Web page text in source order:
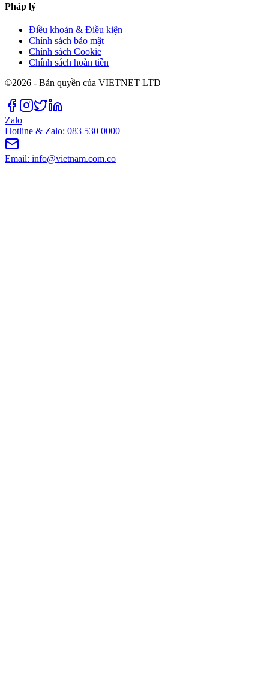
Pháp lý
Điều khoản & Điều kiện
Chính sách bảo mật
Chính sách Cookie
Chính sách hoàn tiền
©2026 - Bản quyền của VIETNET LTD
Zalo
Hotline & Zalo: 083 530 0000
Email: info@vietnam.com.co